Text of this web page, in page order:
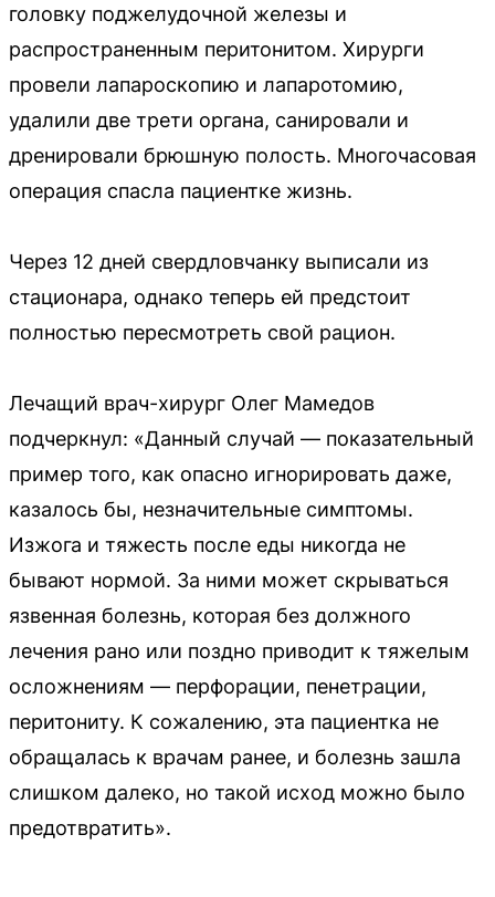
головку поджелудочной железы и
распространенным перитонитом. Хирурги
провели лапароскопию и лапаротомию,
удалили две трети органа, санировали и
дренировали брюшную полость. Многочасовая
операция спасла пациентке жизнь.
Через 12 дней свердловчанку выписали из
стационара, однако теперь ей предстоит
полностью пересмотреть свой рацион.
Лечащий врач-хирург Олег Мамедов
подчеркнул: «Данный случай — показательный
пример того, как опасно игнорировать даже,
казалось бы, незначительные симптомы.
Изжога и тяжесть после еды никогда не
бывают нормой. За ними может скрываться
язвенная болезнь, которая без должного
лечения рано или поздно приводит к тяжелым
осложнениям — перфорации, пенетрации,
перитониту. К сожалению, эта пациентка не
обращалась к врачам ранее, и болезнь зашла
слишком далеко, но такой исход можно было
предотвратить».